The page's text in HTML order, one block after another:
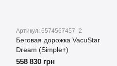
Артикул: 6574567457_2
Беговая дорожка VacuStar
Dream (Simple+)
558 830 грн